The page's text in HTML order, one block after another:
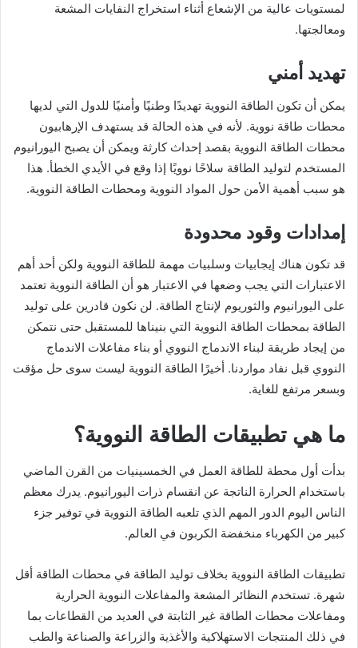
لمستويات عالية من الإشعاع أثناء استخراج النفايات المشعة
ومعالجتها.
تهديد أمني
يمكن أن تكون الطاقة النووية تهديدًا وطنيًا وأمنيًا للدول التي لديها
محطات طاقة نووية. لأنه في هذه الحالة قد يستهدف الإرهابيون
محطات الطاقة النووية بقصد إحداث كارثة ويمكن أن يصبح اليورانيوم
المستخدم لتوليد الطاقة سلاحًا نوويًا إذا وقع في الأيدي الخطأ. هذا
هو سبب أهمية الأمن حول المواد النووية ومحطات الطاقة النووية.
إمدادات وقود محدودة
قد تكون هناك إيجابيات وسلبيات مهمة للطاقة النووية ولكن أحد أهم
الاعتبارات التي يجب وضعها في الاعتبار هو أن الطاقة النووية تعتمد
على اليورانيوم والثوريوم لإنتاج الطاقة. لن نكون قادرين على توليد
الطاقة بمحطات الطاقة النووية التي بنيناها للمستقبل حتى نتمكن
من إيجاد طريقة لبناء الاندماج النووي أو بناء مفاعلات الاندماج
النووي قبل نفاد مواردنا. أخيرًا الطاقة النووية ليست سوى حل مؤقت
وبسعر مرتفع للغاية.
ما هي تطبیقات الطاقة النووية؟
بدأت أول محطة للطاقة العمل في الخمسينيات من القرن الماضي
باستخدام الحرارة الناتجة عن انقسام ذرات اليورانيوم. يدرك معظم
الناس اليوم الدور المهم الذي تلعبه الطاقة النووية في توفير جزء
كبير من الكهرباء منخفضة الكربون في العالم.
تطبيقات الطاقة النووية بخلاف توليد الطاقة في محطات الطاقة أقل
شهرة. تستخدم النظائر المشعة والمفاعلات النووية الحرارية
ومفاعلات محطات الطاقة غير الثابتة في العديد من القطاعات بما
في ذلك المنتجات الاستهلاكية والأغذية والزراعة والصناعة والطب